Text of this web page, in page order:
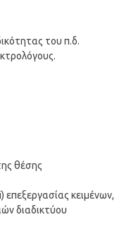
του π.δ.
θέσης
επεξεργασίας κειμένων,
διαδικτύου